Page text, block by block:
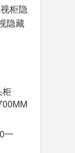
柜隐
隐藏
一